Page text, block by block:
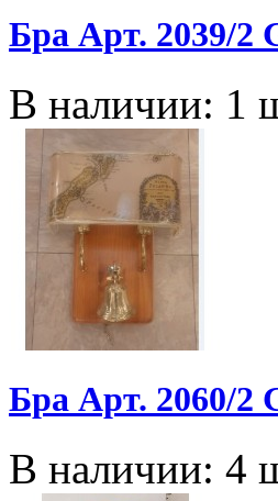
Бра Арт. 2039/2
В наличии: 1
Бра Арт. 2060/2
В наличии: 4